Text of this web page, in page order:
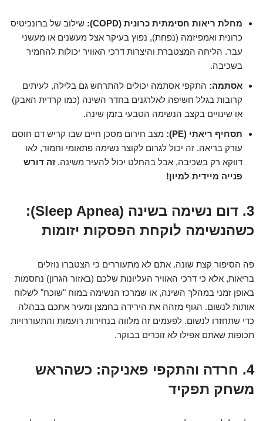
מחלת ריאות חסימתית כרונית (COPD):
שילוב של ברונכיטיס
כרונית ואמפיזמה (נפחת), נפוץ בעיקר אצל מעשנים או מעשני
עבר. הליחה המצטברת והיצרות דרכי האוויר יכולות להחמיר
בשכיבה.
אסתמה: התקפי אסתמה יכולים להתרחש גם בלילה, לעיתים
קרובות בגלל חשיפה לאלרגנים בחדר השינה (כמו קרדית האבק)
או שינויים בקצב הנשימה הטבעי בזמן שינה.
תסחיף ריאתי (PE):
מצב חירום מסכן חיים שבו קריש דם חוסם
עורק בריאה. זה יכול לגרום לקוצר נשימה פתאומי וחמור, לאו
דווקא רק בשכיבה, אבל בהחלט יכול להעיר משינה.זה דורש
פנייה מיידית למיון!
3. דום נשימה בשינה (Sleep Apnea):
כשהנשימה לוקחת הפסקות יזומות
פה הסיפור קצת שונה. אתם לא מתעוררים כי הצטברו נוזלים
בריאות, אלא כי דרכי האוויר העליונות שלכם (באזור הגרון) נחסמות
באופן זמני במהלך השינה, או שמרכז הנשימה במוח "שוכח" לשלוח
אותות לנשום. הגוף מזהה את הירידה בחמצן ומעיר אתכם בבהלה
כדי שתחזרו לנשום. לפעמים זה מלווה בנחירות רועמות והתעוררויות
תכופות שאתם אפילו לא זוכרים בבוקר.
4. חרדה והתקפי פאניקה: כשהראש
משחק תפקיד